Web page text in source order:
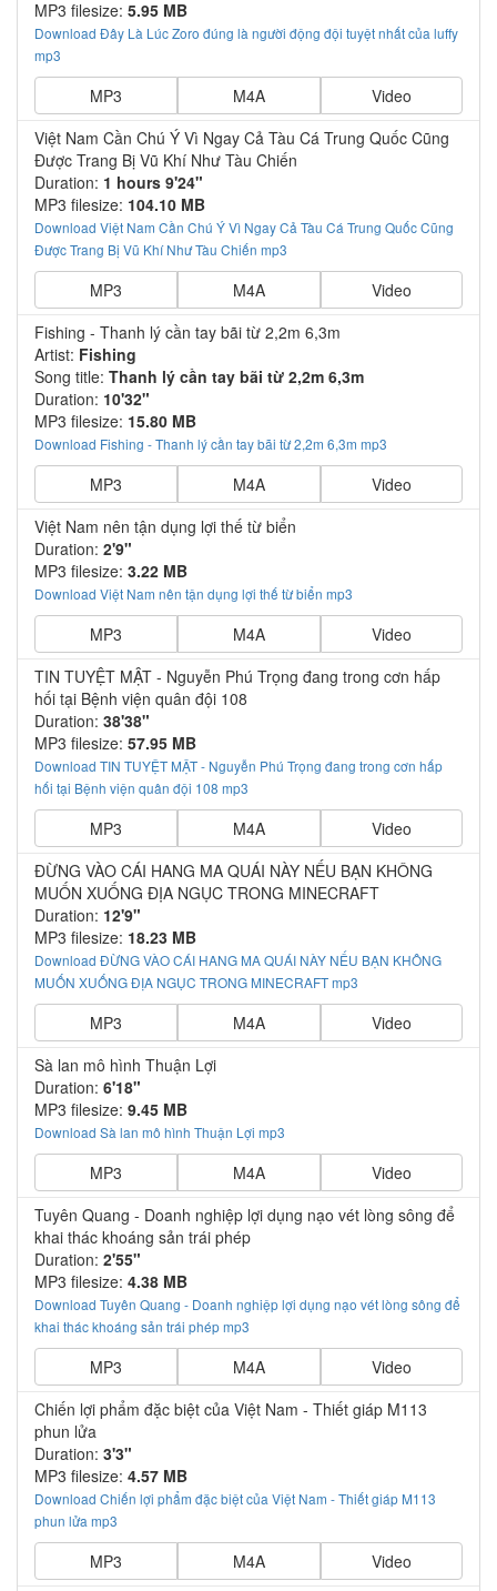
MP3 filesize: 5.95 MB
Download Đây Là Lúc Zoro đúng là người động đội tuyệt nhất của luffy
mp3
MP3 M4A
Video
Việt Nam Cần Chú Ý Vì Ngay Cả Tàu Cá Trung Quốc Cũng
Được Trang Bị Vũ Khí Như Tàu Chiến
Duration: 1 hours 9'24"
MP3 filesize: 104.10 MB
Download Việt Nam Cần Chú Ý Vì Ngay Cả Tàu Cá Trung Quốc Cũng
Được Trang Bị Vũ Khí Như Tàu Chiến mp3
MP3 M4A
Video
Fishing - Thanh lý cần tay bãi từ 2,2m 6,3m
Artist: Fishing
Song title: Thanh lý cần tay bãi từ 2,2m 6,3m
Duration: 10'32"
MP3 filesize: 15.80 MB
Download Fishing - Thanh lý cần tay bãi từ 2,2m 6,3m mp3
MP3 M4A
Video
Việt Nam nên tận dụng lợi thế từ biển
Duration: 2'9"
MP3 filesize: 3.22 MB
Download Việt Nam nên tận dụng lợi thế từ biển mp3
MP3 M4A
Video
TIN TUYỆT MẬT - Nguyễn Phú Trọng đang trong cơn hấp
hối tại Bệnh viện quân đội 108
Duration: 38'38"
MP3 filesize: 57.95 MB
Download TIN TUYỆT MẬT - Nguyễn Phú Trọng đang trong cơn hấp
hối tại Bệnh viện quân đội 108 mp3
MP3 M4A
Video
ĐỪNG VÀO CÁI HANG MA QUÁI NÀY NẾU BẠN KHÔNG
MUỐN XUỐNG ĐỊA NGỤC TRONG MINECRAFT
Duration: 12'9"
MP3 filesize: 18.23 MB
Download ĐỪNG VÀO CÁI HANG MA QUÁI NÀY NẾU BẠN KHÔNG
MUỐN XUỐNG ĐỊA NGỤC TRONG MINECRAFT mp3
MP3 M4A
Video
Sà lan mô hình Thuận Lợi
Duration: 6'18"
MP3 filesize: 9.45 MB
Download Sà lan mô hình Thuận Lợi mp3
MP3 M4A
Video
Tuyên Quang - Doanh nghiệp lợi dụng nạo vét lòng sông để
khai thác khoáng sản trái phép
Duration: 2'55"
MP3 filesize: 4.38 MB
Download Tuyên Quang - Doanh nghiệp lợi dụng nạo vét lòng sông để
khai thác khoáng sản trái phép mp3
MP3 M4A
Video
Chiến lợi phẩm đặc biệt của Việt Nam - Thiết giáp M113
phun lửa
Duration: 3'3"
MP3 filesize: 4.57 MB
Download Chiến lợi phẩm đặc biệt của Việt Nam - Thiết giáp M113
phun lửa mp3
MP3 M4A
Video